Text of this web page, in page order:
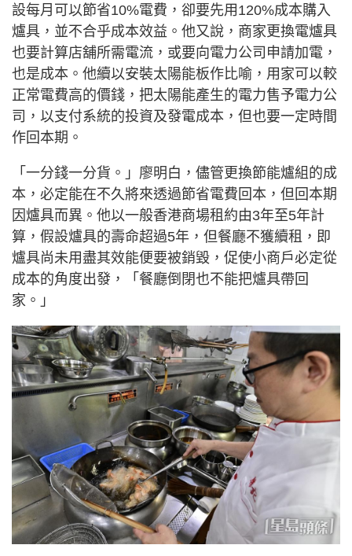
設每月可以節省10%電費，卻要先用120%成本購入
爐具，並不合乎成本效益。他又說，商家更換電爐具
也要計算店舖所需電流，或要向電力公司申請加電，
也是成本。他續以安裝太陽能板作比喻，用家可以較
正常電費高的價錢，把太陽能產生的電力售予電力公
司，以支付系統的投資及發電成本，但也要一定時間
作回本期。
「一分錢一分貨。」廖明白，儘管更換節能爐組的成
本，必定能在不久將來透過節省電費回本，但回本期
因爐具而異。他以一般香港商場租約由3年至5年計
算，假設爐具的壽命超過5年，但餐廳不獲續租，即
爐具尚未用盡其效能便要被銷毀，促使小商戶必定從
成本的角度出發，「餐廳倒閉也不能把爐具帶回
家。」